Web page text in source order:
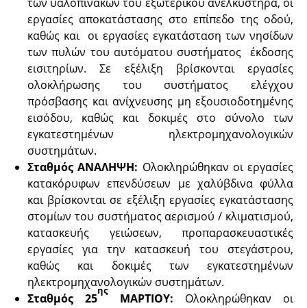
εργασίες αποκατάστασης στο επίπεδο της οδού,
καθώς και οι εργασίες εγκατάσταση των νησίδων
των πυλών του αυτόματου συστήματος έκδοσης
εισιτηρίων. Σε εξέλιξη βρίσκονται εργασίες
ολοκλήρωσης του συστήματος ελέγχου
πρόσβασης και ανίχνευσης μη εξουσιοδοτημένης
εισόδου, καθώς και δοκιμές στο σύνολο των
εγκατεστημένων ηλεκτρομηχανολογικών
συστημάτων.
Σταθμός ΑΝΑΛΗΨΗ: Ολοκληρώθηκαν οι εργασίες
κατακόρυφων επενδύσεων με χαλύβδινα φύλλα
και βρίσκονται σε εξέλιξη εργασίες εγκατάστασης
στομίων του συστήματος αερισμού / κλιματισμού,
κατασκευής γειώσεων, προπαρασκευαστικές
εργασίες για την κατασκευή του στεγάστρου,
καθώς και δοκιμές των εγκατεστημένων
ηλεκτρομηχανολογικών συστημάτων.
Σταθμός 25
ης
ΜΑΡΤΙΟΥ: Ολοκληρώθηκαν οι